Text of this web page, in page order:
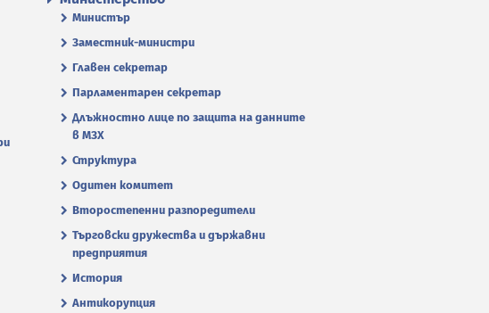
Министър
Заместник-министри
Главен секретар
Парламентарен секретар
Длъжностно лице по защита на данните
в МЗХ
Структура
Одитен комитет
Второстепенни разпоредители
Търговски дружества и държавни
предприятия
История
Антикорупция